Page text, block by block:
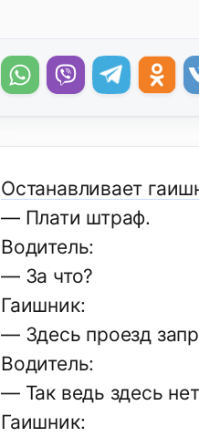
Останавливает
— Плати штраф.
Водитель:
— За что?
Гаишник:
— Здесь проезд
Водитель:
— Так ведь здесь
Гаишник: